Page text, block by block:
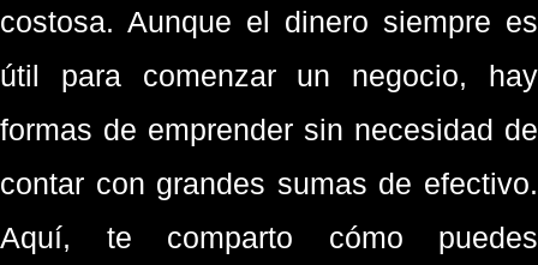
costosa. Aunque el dinero siempre es
útil para comenzar un negocio, hay
formas de emprender sin necesidad de
contar con grandes sumas de efectivo.
Aquí, te comparto cómo puedes